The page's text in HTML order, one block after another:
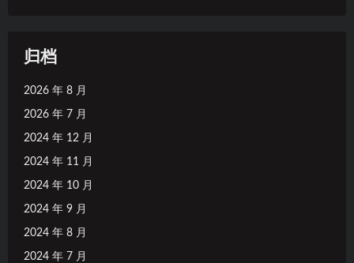
归档
2026 年 8 月
2026 年 7 月
2024 年 12 月
2024 年 11 月
2024 年 10 月
2024 年 9 月
2024 年 8 月
2024 年 7 月